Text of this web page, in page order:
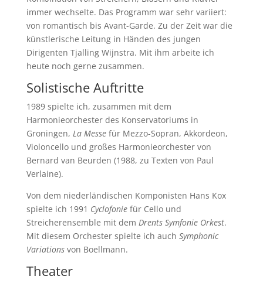
immer wechselte. Das Programm war sehr variiert:
von romantisch bis Avant-Garde. Zu der Zeit war die
künstlerische Leitung in Händen des jungen
Dirigenten Tjalling Wijnstra. Mit ihm arbeite ich
heute noch gerne zusammen.
Solistische Auftritte
1989 spielte ich, zusammen mit dem
Harmonieorchester des Konservatoriums in
Groningen, La Messe für Mezzo-Sopran, Akkordeon,
Violoncello und großes Harmonieorchester von
Bernard van Beurden (1988, zu Texten von Paul
Verlaine).
Von dem niederländischen Komponisten Hans Kox
spielte ich 1991 Cyclofoniefür Cello und
Streicherensemble mit dem Drents Symfonie Orkest.
Mit diesem Orchester spielte ich auch Symphonic
Variationsvon Boellmann.
Theater